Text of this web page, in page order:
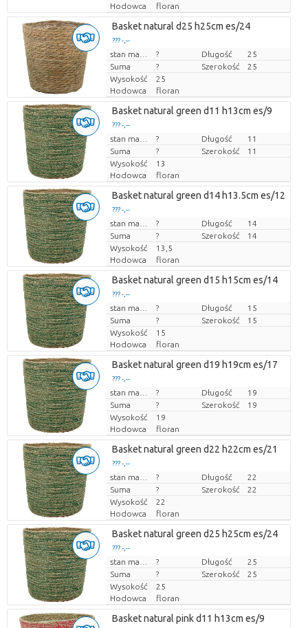
Hodowca
floran
Basket natural d25 h25cm es/24
??? -,--
Cena za sztukę
? Długość
25
Suma
? Szerokość
25
Wysokość
25
Hodowca
floran
Basket natural green d11 h13cm es/9
??? -,--
Cena za sztukę
? Długość
11
Suma
? Szerokość
11
Wysokość
13
Hodowca
floran
Basket natural green d14 h13.5cm es/12
??? -,--
Cena za sztukę
? Długość
14
Suma
? Szerokość
14
Wysokość
13,5
Hodowca
floran
Basket natural green d15 h15cm es/14
??? -,--
Cena za sztukę
? Długość
15
Suma
? Szerokość
15
Wysokość
15
Hodowca
floran
Basket natural green d19 h19cm es/17
??? -,--
Cena za sztukę
? Długość
19
Suma
? Szerokość
19
Wysokość
19
Hodowca
floran
Basket natural green d22 h22cm es/21
??? -,--
Cena za sztukę
? Długość
22
Suma
? Szerokość
22
Wysokość
22
Hodowca
floran
Basket natural green d25 h25cm es/24
??? -,--
Cena za sztukę
? Długość
25
Suma
? Szerokość
25
Wysokość
25
Hodowca
floran
Basket natural pink d11 h13cm es/9